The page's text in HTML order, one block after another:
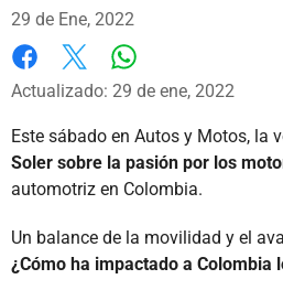
29 de Ene, 2022
Facebook
X
Actualizado: 29 de ene, 2022
Este sábado en Autos y Motos, la
Soler sobre la pasión por los
automotriz en Colombia.
Un balance de la movilidad y el
¿Cómo ha impactado a Colombia